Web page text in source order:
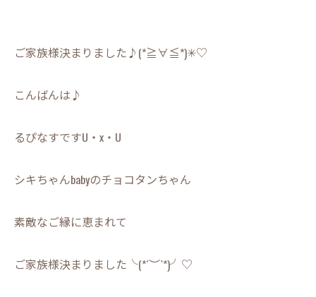
ご家族様決まりました♪(*≧∀≦*)✳︎♡
こんばんは♪
るぴなすですU・x・U
シキちゃんbabyのチョコタンちゃん
素敵なご縁に恵まれて
ご家族様決まりました╰(*´︶`*)╯♡